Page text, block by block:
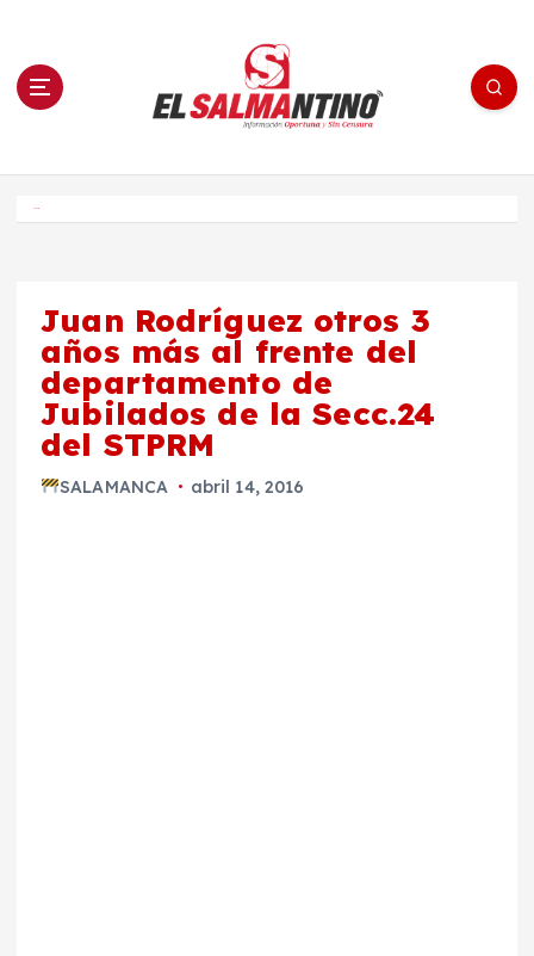
n El Salmantino - medios/noticias/editorial
Juan Rodríguez otros 3
años más al frente del
departamento de
Jubilados de la Secc.24
del STPRM
SALAMANCA abril 14, 2016